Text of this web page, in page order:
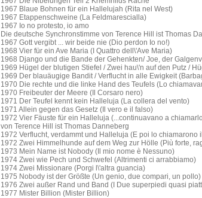
1967 Blaue Bohnen für ein Hallelujah (Rita nel West)
1967 Etappenschweine (La Feldmarescialla)
1967 Io no protesto, io amo
Die deutsche Synchronstimme von Terence Hill ist Thomas
1967 Gott vergibt ... wir beide nie (Dio perdon Io no!)
1968 Vier für ein Ave Maria (I Quattro dell\'Ave Maria)
1968 Django und die Bande der Gehenkten/ Joe, der
1969 Hügel der blutigen Stiefel / Zwei hau\'n auf den Putz /
1969 Der blauäugige Bandit / Verflucht in alle Ewigkeit
1970 Die rechte und die linke Hand des Teufels (Lo
1970 Freibeuter der Meere (Il Corsaro nero)
1971 Der Teufel kennt kein Halleluja (La collera del vento)
1971 Allein gegen das Gesetz (Il vero e il falso)
1972 Vier Fäuste für ein Halleluja (...continuavano a
von Terence Hill ist Thomas Danneberg
1972 Verflucht, verdammt und Halleluja (E poi lo chiamarono
1972 Zwei Himmelhunde auf dem Weg zur Hölle (Più forte,
1973 Mein Name ist Nobody (Il mio nome è Nessuno)
1974 Zwei wie Pech und Schwefel (Altrimenti ci arrabbiamo)
1974 Zwei Missionare (Porgi l\'altra guancia)
1975 Nobody ist der Größte (Un genio, due compari, un pollo)
1976 Zwei außer Rand und Band (I Due superpiedi quasi
1977 Mister Billion (Mister Billion)